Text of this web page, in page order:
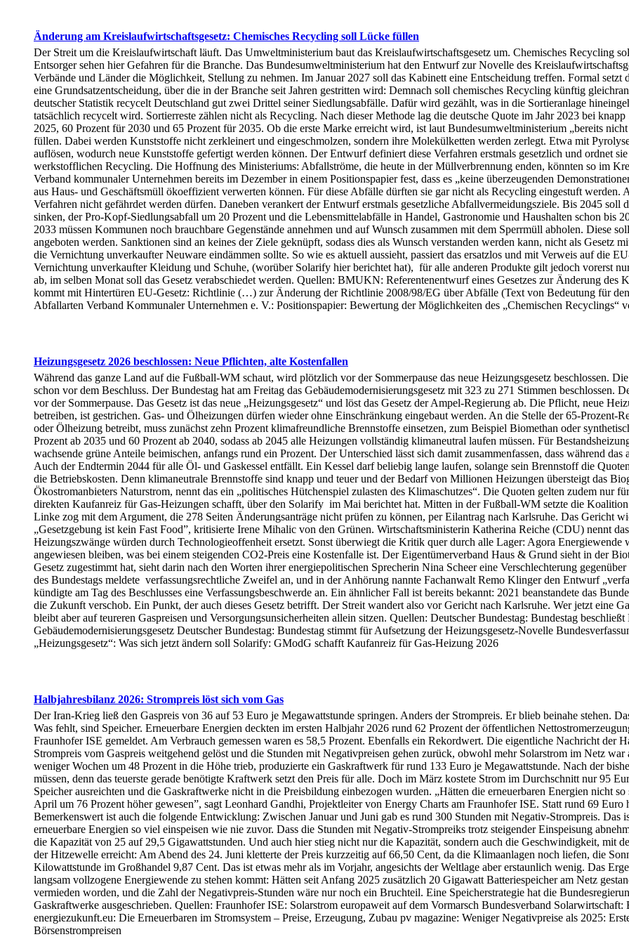
Änderung am Kreislaufwirtschaftsgesetz: Chemisches Recycling soll Lücke füllen
Der Streit um die Kreislaufwirtschaft läuft. Das Umweltministerium baut das Kreislaufwirtschaftsgesetz um. Chemisches Recycling
Entsorger sehen hier Gefahren für die Branche. Das Bundesumweltministerium hat den Entwurf zur Novelle des
Verbände und Länder die Möglichkeit, Stellung zu nehmen. Im Januar 2027 soll das Kabinett eine Entscheidung treffen. Formal
eine Grundsatzentscheidung, über die in der Branche seit Jahren gestritten wird: Demnach soll chemisches Recycling künftig
deutscher Statistik recycelt Deutschland gut zwei Drittel seiner Siedlungsabfälle. Dafür wird gezählt, was in die Sortieranlage
tatsächlich recycelt wird. Sortierreste zählen nicht als Recycling. Nach dieser Methode lag die deutsche Quote im Jahr 2023 bei
2025, 60 Prozent für 2030 und 65 Prozent für 2035. Ob die erste Marke erreicht wird, ist laut Bundesumweltministerium „bereits
füllen. Dabei werden Kunststoffe nicht zerkleinert und eingeschmolzen, sondern ihre Molekülketten werden zerlegt. Etwa mit
auflösen, wodurch neue Kunststoffe gefertigt werden können. Der Entwurf definiert diese Verfahren erstmals gesetzlich und ordnet
werkstofflichen Recycling. Die Hoffnung des Ministeriums: Abfallströme, die heute in der Müllverbrennung enden, könnten so im
Verband kommunaler Unternehmen bereits im Dezember in einem Positionspapier fest, dass es „keine überzeugenden
aus Haus- und Geschäftsmüll ökoeffizient verwerten können. Für diese Abfälle dürften sie gar nicht als Recycling eingestuft werden.
Verfahren nicht gefährdet werden dürfen. Daneben verankert der Entwurf erstmals gesetzliche Abfallvermeidungsziele. Bis 2045
sinken, der Pro-Kopf-Siedlungsabfall um 20 Prozent und die Lebensmittelabfälle in Handel, Gastronomie und Haushalten schon bis
2033 müssen Kommunen noch brauchbare Gegenstände annehmen und auf Wunsch zusammen mit dem Sperrmüll abholen. Diese
angeboten werden. Sanktionen sind an keines der Ziele geknüpft, sodass dies als Wunsch verstanden werden kann, nicht als Gesetz
die Vernichtung unverkaufter Neuware eindämmen sollte. So wie es aktuell aussieht, passiert das ersatzlos und mit Verweis auf die
Vernichtung unverkaufter Kleidung und Schuhe, (worüber Solarify hier berichtet hat), für alle anderen Produkte gilt jedoch vorerst
ab, im selben Monat soll das Gesetz verabschiedet werden. Quellen: BMUKN: Referentenentwurf eines Gesetzes zur Änderung
kommt mit Hintertüren EU-Gesetz: Richtlinie (…) zur Änderung der Richtlinie 2008/98/EG über Abfälle (Text von Bedeutung für
Abfallarten Verband Kommunaler Unternehmen e. V.: Positionspapier: Bewertung der Möglichkeiten des „Chemischen Recyclings“
Heizungsgesetz 2026 beschlossen: Neue Pflichten, alte Kostenfallen
Während das ganze Land auf die Fußball-WM schaut, wird plötzlich vor der Sommerpause das neue Heizungsgesetz beschlossen.
schon vor dem Beschluss. Der Bundestag hat am Freitag das Gebäudemodernisierungsgesetz mit 323 zu 271 Stimmen beschlossen.
vor der Sommerpause. Das Gesetz ist das neue „Heizungsgesetz“ und löst das Gesetz der Ampel-Regierung ab. Die Pflicht, neue
betreiben, ist gestrichen. Gas- und Ölheizungen dürfen wieder ohne Einschränkung eingebaut werden. An die Stelle der 65-Prozent-
oder Ölheizung betreibt, muss zunächst zehn Prozent klimafreundliche Brennstoffe einsetzen, zum Beispiel Biomethan oder
Prozent ab 2035 und 60 Prozent ab 2040, sodass ab 2045 alle Heizungen vollständig klimaneutral laufen müssen. Für
wachsende grüne Anteile beimischen, anfangs rund ein Prozent. Der Unterschied lässt sich damit zusammenfassen, dass während
Auch der Endtermin 2044 für alle Öl- und Gaskessel entfällt. Ein Kessel darf beliebig lange laufen, solange sein Brennstoff die
die Betriebskosten. Denn klimaneutrale Brennstoffe sind knapp und teuer und der Bedarf von Millionen Heizungen übersteigt das
Ökostromanbieters Naturstrom, nennt das ein „politisches Hütchenspiel zulasten des Klimaschutzes“. Die Quoten gelten zudem nur
direkten Kaufanreiz für Gas-Heizungen schafft, über den Solarify im Mai berichtet hat. Mitten in der Fußball-WM setzte die
Linke zog mit dem Argument, die 278 Seiten Änderungsanträge nicht prüfen zu können, per Eilantrag nach Karlsruhe. Das Gericht
„Gesetzgebung ist kein Fast Food”, kritisierte Irene Mihalic von den Grünen. Wirtschaftsministerin Katherina Reiche (CDU) nennt
Heizungszwänge würden durch Technologieoffenheit ersetzt. Sonst überwiegt die Kritik quer durch alle Lager: Agora Energiewende
angewiesen bleiben, was bei einem steigenden CO2-Preis eine Kostenfalle ist. Der Eigentümerverband Haus & Grund sieht in der
Gesetz zugestimmt hat, sieht darin nach den Worten ihrer energiepolitischen Sprecherin Nina Scheer eine Verschlechterung
des Bundestags meldete verfassungsrechtliche Zweifel an, und in der Anhörung nannte Fachanwalt Remo Klinger den Entwurf
kündigte am Tag des Beschlusses eine Verfassungsbeschwerde an. Ein ähnlicher Fall ist bereits bekannt: 2021 beanstandete das
die Zukunft verschob. Ein Punkt, der auch dieses Gesetz betrifft. Der Streit wandert also vor Gericht nach Karlsruhe. Wer jetzt eine
bleibt aber auf teureren Gaspreisen und Versorgungsunsicherheiten allein sitzen. Quellen: Deutscher Bundestag: Bundestag
Gebäudemodernisierungsgesetz Deutscher Bundestag: Bundestag stimmt für Aufsetzung der Heizungsgesetz-Novelle
„Heizungsgesetz“: Was sich jetzt ändern soll Solarify: GModG schafft Kaufanreiz für Gas-Heizung 2026
Halbjahresbilanz 2026: Strompreis löst sich vom Gas
Der Iran-Krieg ließ den Gaspreis von 36 auf 53 Euro je Megawattstunde springen. Anders der Strompreis. Er blieb beinahe stehen.
Was fehlt, sind Speicher. Erneuerbare Energien deckten im ersten Halbjahr 2026 rund 62 Prozent der öffentlichen
Fraunhofer ISE gemeldet. Am Verbrauch gemessen waren es 58,5 Prozent. Ebenfalls ein Rekordwert. Die eigentliche Nachricht der
Strompreis vom Gaspreis weitgehend gelöst und die Stunden mit Negativpreisen gehen zurück, obwohl mehr Solarstrom im Netz
weniger Wochen um 48 Prozent in die Höhe trieb, produzierte ein Gaskraftwerk für rund 133 Euro je Megawattstunde. Nach der
müssen, denn das teuerste gerade benötigte Kraftwerk setzt den Preis für alle. Doch im März kostete Strom im Durchschnitt nur 95
Speicher ausreichten und die Gaskraftwerke nicht in die Preisbildung einbezogen wurden. „Hätten die erneuerbaren Energien nicht
April um 76 Prozent höher gewesen”, sagt Leonhard Gandhi, Projektleiter von Energy Charts am Fraunhofer ISE. Statt rund 69
Bemerkenswert ist auch die folgende Entwicklung: Zwischen Januar und Juni gab es rund 300 Stunden mit Negativ-Strompreis.
erneuerbare Energien so viel einspeisen wie nie zuvor. Dass die Stunden mit Negativ-Strompreiks trotz steigender Einspeisung
die Kapazität von 25 auf 29,5 Gigawattstunden. Und auch hier stieg nicht nur die Kapazität, sondern auch die Geschwindigkeit, mit
der Hitzewelle erreicht: Am Abend des 24. Juni kletterte der Preis kurzzeitig auf 66,50 Cent, da die Klimaanlagen noch liefen, die
Kilowattstunde im Großhandel 9,87 Cent. Das ist etwas mehr als im Vorjahr, angesichts der Weltlage aber erstaunlich wenig. Das
langsam vollzogene Energiewende zu stehen kommt: Hätten seit Anfang 2025 zusätzlich 20 Gigawatt Batteriespeicher am Netz
vermieden worden, und die Zahl der Negativpreis-Stunden wäre nur noch ein Bruchteil. Eine Speicherstrategie hat die
Gaskraftwerke ausgeschrieben. Quellen: Fraunhofer ISE: Solarstrom europaweit auf dem Vormarsch Bundesverband
energiezukunft.eu: Die Erneuerbaren im Stromsystem – Preise, Erzeugung, Zubau pv magazine: Weniger Negativpreise als 2025:
Börsenstrompreisen